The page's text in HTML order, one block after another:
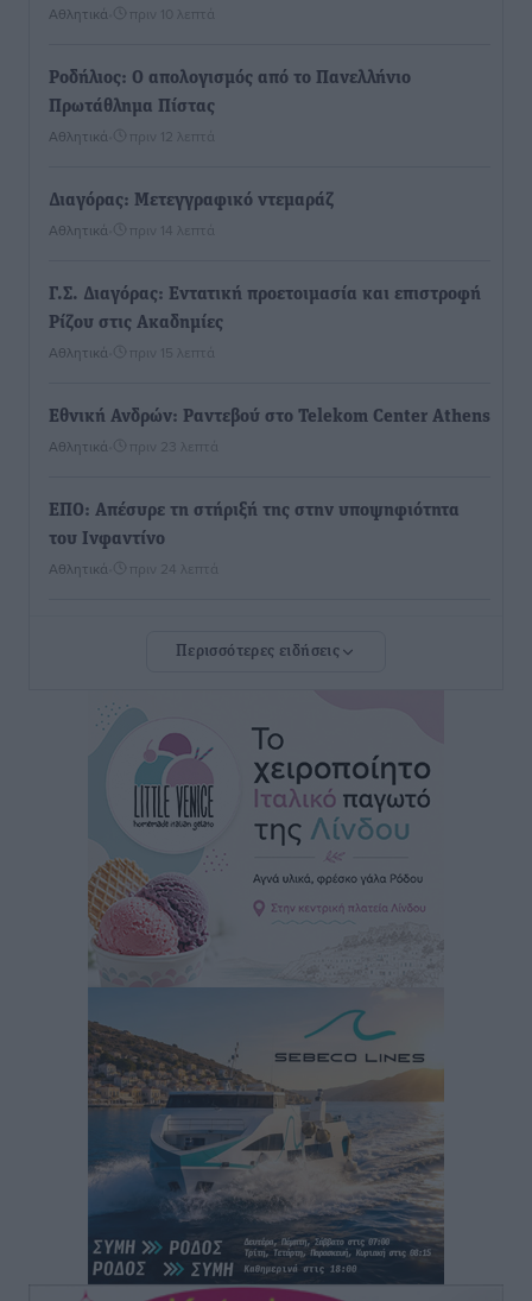
Αθλητικά πριν 10 λεπτά
Ροδήλιος: Ο απολογισμός από το Πανελλήνιο
Πρωτάθλημα Πίστας
Αθλητικά πριν 12 λεπτά
Διαγόρας: Μετεγγραφικό ντεμαράζ
Αθλητικά πριν 14 λεπτά
Γ.Σ. Διαγόρας: Εντατική προετοιμασία και επιστροφή
Ρίζου στις Ακαδημίες
Αθλητικά πριν 15 λεπτά
Εθνική Ανδρών: Ραντεβού στο Telekom Center Athens
Αθλητικά πριν 23 λεπτά
ΕΠΟ: Απέσυρε τη στήριξή της στην υποψηφιότητα
του Ινφαντίνο
Αθλητικά πριν 24 λεπτά
Basketball Festival
6ο Kalymnos 3X3: Ολοκληρώθηκε με μεγάλη επιτυχία,
νικητές οι VAR!
• πριν 31 λεπτά
Νέα αεροσκάφη, drones, δασοκομάντος: Τι έχει
αλλάξει στην Πολιτική Προστασί
Ειδήσεις• πριν 53 λεπτά
εξετάζουμε την θεσμοθέτηση τρίτης κατηγορίας
κινήτρων, ειδικά για τα νοσοκομεία στα νησιά”
Τοπικές Ειδήσεις• πριν 55 λεπτά
Θετικό κλίμα και κοινό όραμα για την ανάδειξη της
ιστορίας της Ρόδου στο Αεροδρόμιο «Διαγόρας»
Τοπικές Ειδήσεις πριν 1 ώρα
Αντώνης Καμπουράκης: «Ένα σπουδαίο έργο
Περισσότερες ειδήσεις